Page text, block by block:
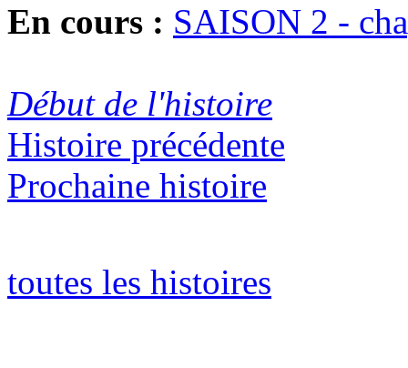
En cours : SAISON 2 -
Début de l'histoire
Histoire précédente
Prochaine histoire
toutes les histoires